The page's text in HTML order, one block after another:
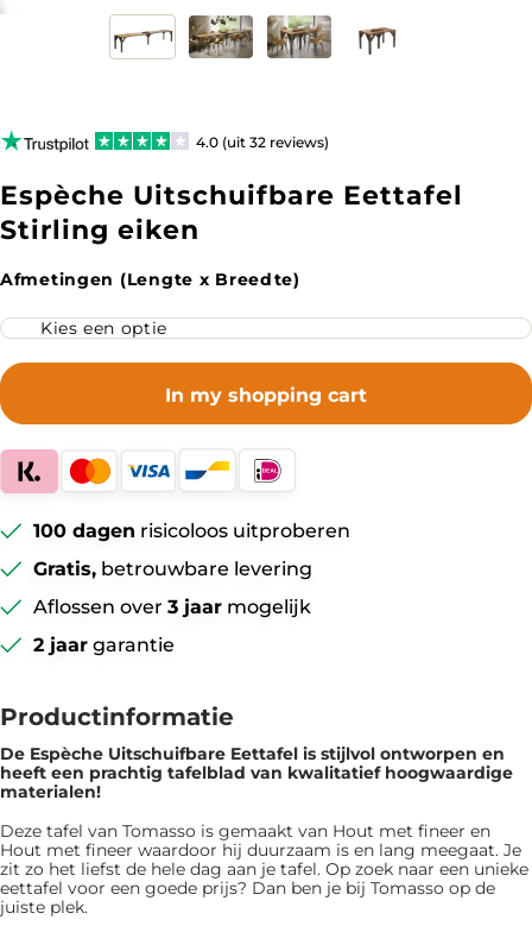
Productinformatie
De Espèche Uitschuifbare Eettafel is ​​stijlvol ontworpen en
heeft een prachtig tafelblad van kwalitatief hoogwaardige
materialen!
Deze tafel van Tomasso is gemaakt van Hout met fineer en
Hout met fineer waardoor hij duurzaam is en lang meegaat. Je
zit zo het liefst de hele dag aan je tafel. Op zoek naar een unieke
eettafel voor een goede prijs? Dan ben je bij Tomasso op de
juiste plek.
4.0 (uit 32 reviews)
Espèche Uitschuifbare Eettafel
Stirling eiken
Afmetingen (Lengte x Breedte)
In my shopping cart
100 dagen risicoloos uitproberen
Gratis, betrouwbare levering
Aflossen over 3 jaar mogelijk
2 jaargarantie